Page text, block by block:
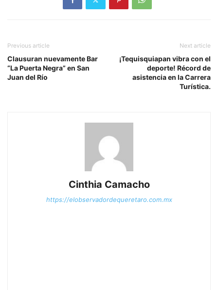
Previous article
Clausuran nuevamente Bar
“La Puerta Negra” en San
Juan del Río
Next article
¡Tequisquiapan vibra con el
deporte! Récord de
asistencia en la Carrera
Turística.
Cinthia Camacho
https://elobservadordequeretaro.com.mx